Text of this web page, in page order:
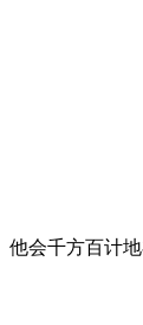
会千方百计